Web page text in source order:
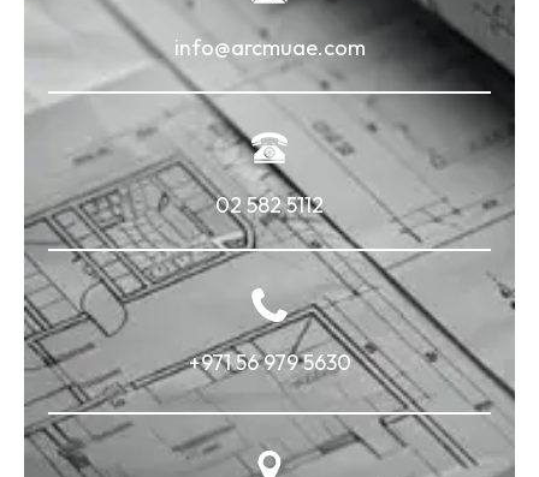
info@arcmuae.com
02 582 5112
+971 56 979 5630